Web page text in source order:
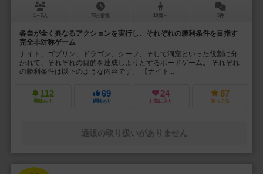
1～5人 75分前後 10歳～ 5件
各自が全く異なるアクションを実行し、それぞれの勝利条件を目指す
完全非対称ゲーム
ナイト、ゴブリン、ドラゴン、シーフ、そして洞窟といった役割に分
かれて、それぞれの目的を達成しようとするボードゲーム。 それぞれ
の勝利条件は以下のような内容です。 【ナイト...
112
興味あり
69
経験あり
24
お気に入り
87
持ってる
通販の取り扱いがありません